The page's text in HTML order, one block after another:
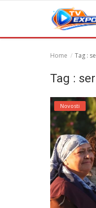
Home Tag :
Tag :
Novosti